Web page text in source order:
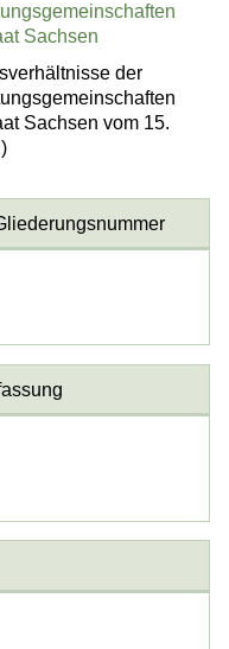
Sachsen
der
Sachsen vom 15.